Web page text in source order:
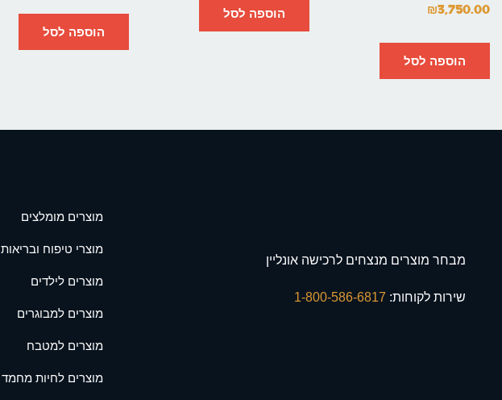
₪3,750.00
הוספה לסל
הוספה לסל
הוספה לסל
מבחר מוצרים מנצחים לרכישה אונליין
שירות לקוחות:
מוצרים מומלצים
מוצרי טיפוח ובריאות
מוצרים לילדים
מוצרים למבוגרים
מוצרים למטבח
מוצרים לחיות מחמד